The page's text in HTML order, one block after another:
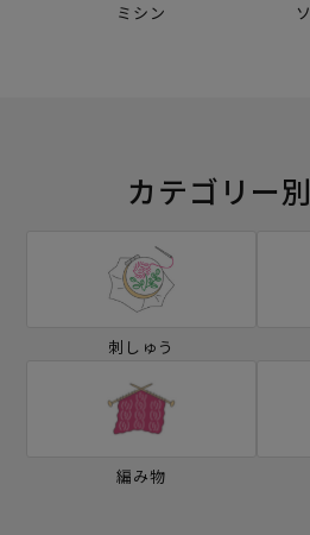
ミシン
カテゴリー
刺しゅう
編み物